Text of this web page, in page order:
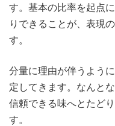
す。基本の比率を起点
りできることが、表現
す。
分量に理由が伴うよう
定してきます。なんと
信頼できる味へとたど
す。